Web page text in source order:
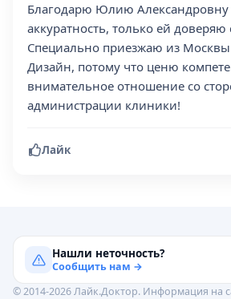
Благодарю Юлию Александровну
аккуратность, только ей доверяю
Специально приезжаю из Москвы
Дизайн, потому что ценю
внимательное отношение со
администрации клиники!
Лайк
Нашли неточность?
Сообщить нам →
© 2014-2026 Лайк.Доктор. Информация на